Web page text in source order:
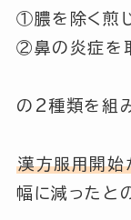
①膿を除く煎
②鼻の炎症を
の2種類を組
漢方服用開始
幅に減ったと